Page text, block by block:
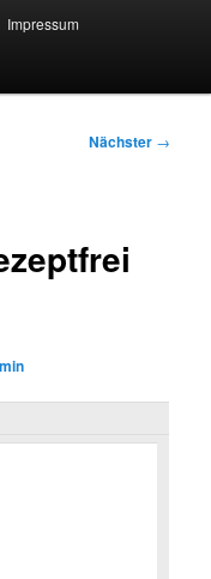
und
Impressum
Nächster →